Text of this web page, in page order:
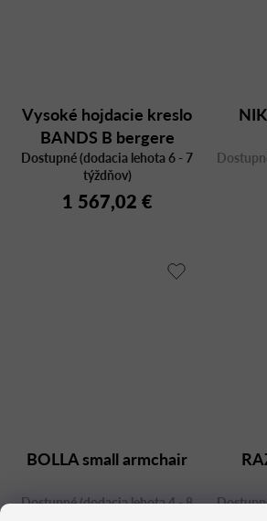
Vysoké hojdacie kreslo
BANDS B bergere
Dostupné (dodacia lehota 6 - 7
týždňov)
1 567,02 €
BOLLA small armchair
Dostupné (dodacia lehota 4 - 8